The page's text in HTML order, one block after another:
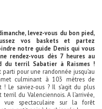
levez-vous du bon pied,
vos baskets et partez
notre guide Denis qui vous
rendez-vous dès 7 heures au
du terril Sabatier à Raismes !
parti pour une randonnée jusqu’au
culminant à 103 mètres de
! Le saviez-ous ? Il s’agit du plus
terril du Valenciennois. A l’arrivée,
vue spectaculaire sur la forêt